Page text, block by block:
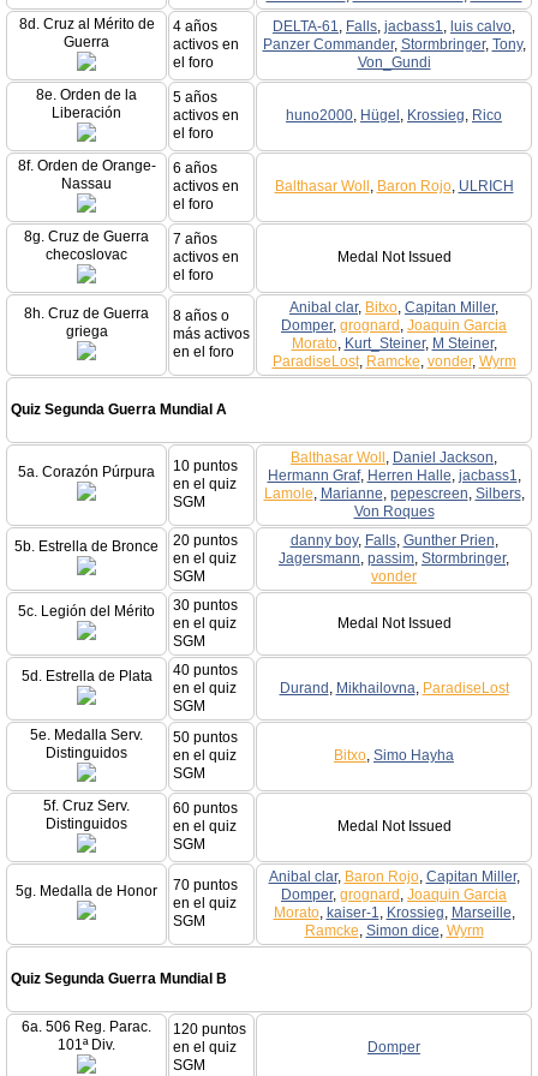
8d. Cruz al Mérito de
Guerra
4 años
activos en
el foro
DELTA-61, Falls, jacbass1, luis calvo,
Panzer Commander, Stormbringer, Tony,
Von_Gundi
8e. Orden de la
Liberación
5 años
activos en
el foro
huno2000, Hügel , Krossieg, Rico
8f. Orden de Orange-
Nassau
6 años
activos en
el foro
Balthasar Woll , Baron Rojo, ULRICH
8g. Cruz de Guerra
checoslovac
7 años
activos en
el foro
Medal Not Issued
8h. Cruz de Guerra
griega
8 años o
más activos
en el foro
Anibal clar, Bitxo, Capitan Miller,
Domper, grognard , Joaquin Garcia
Morato, Kurt_Steiner, M Steiner,
ParadiseLost, Ramcke, vonder, Wyrm
Quiz Segunda Guerra Mundial A
5a. Corazón Púrpura
10 puntos
en el quiz
SGM
Balthasar Woll , Daniel Jackson,
Hermann Graf, Herren Halle, jacbass1,
Lamole, Marianne, pepescreen, Silbers,
Von Roques
5b. Estrella de Bronce
20 puntos
en el quiz
SGM
danny boy, Falls, Gunther Prien,
Jagersmann, passim, Stormbringer,
vonder
5c. Legión del Mérito
30 puntos
en el quiz
SGM
Medal Not Issued
5d. Estrella de Plata
40 puntos
en el quiz
SGM
Durand , Mikhailovna, ParadiseLost
5e. Medalla Serv.
Distinguidos
50 puntos
en el quiz
SGM
Bitxo, Simo Hayha
5f. Cruz Serv.
Distinguidos
60 puntos
en el quiz
SGM
Medal Not Issued
5g. Medalla de Honor
70 puntos
en el quiz
SGM
Anibal clar, Baron Rojo, Capitan Miller,
Domper, grognard , Joaquin Garcia
Morato, kaiser-1, Krossieg, Marseille,
Ramcke, Simon dice, Wyrm
Quiz Segunda Guerra Mundial B
6a. 506 Reg. Parac.
101ª Div.
120 puntos
en el quiz
SGM
Domper